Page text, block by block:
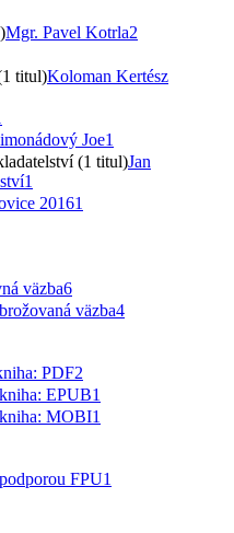
Mgr. Pavel Kotrla2
titul)Koloman Kertész
Joe1
(1 titul)Jan
1
20161
väzba6
brožovaná väzba4
PDF2
EPUB1
MOBI1
FPU1